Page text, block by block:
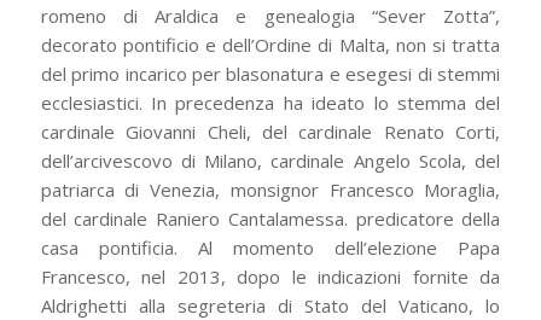
romeno di Araldica e genealogia “Sever Zotta”,
decorato pontificio e dell’Ordine di Malta, non si tratta
del primo incarico per blasonatura e esegesi di stemmi
ecclesiastici. In precedenza ha ideato lo stemma del
cardinale Giovanni Cheli, del cardinale Renato Corti,
dell’arcivescovo di Milano, cardinale Angelo Scola, del
patriarca di Venezia, monsignor Francesco Moraglia,
del cardinale Raniero Cantalamessa. predicatore della
casa pontificia. Al momento dell’elezione Papa
Francesco, nel 2013, dopo le indicazioni fornite da
Aldrighetti alla segreteria di Stato del Vaticano, lo